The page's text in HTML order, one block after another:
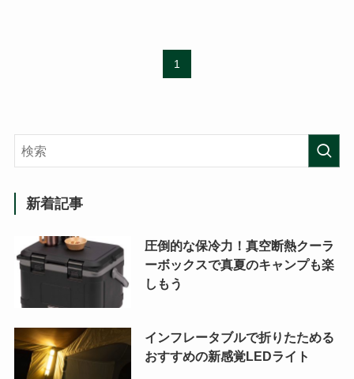
1
新着記事
圧倒的な保冷力！真空断熱クーラ
ーボックスで真夏のキャンプも楽
しもう
インフレータブルで折りたためる
おすすめの新感覚LEDライト